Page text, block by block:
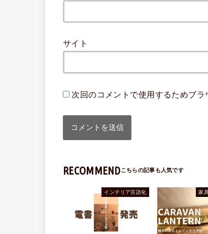
サイト
次回のコメントで使用するためブ
RECOMMEND
インテリア言語化 家